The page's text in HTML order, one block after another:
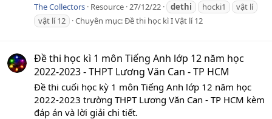
The Collectors Resource 27/12/22 dethi hocki1
vật lí
vật lí 12
Chuyên mục:Đề thi học kì I Vật lí 12
Đề thi học kì 1 môn Tiếng Anh lớp 12 năm học
2022-2023 - THPT Lương Văn Can - TP HCM
Đề thi cuối học kỳ 1 môn Tiếng Anh lớp 12 năm học
2022-2023 trường THPT Lương Văn Can - TP HCM kèm
đáp án và lời giải chi tiết.